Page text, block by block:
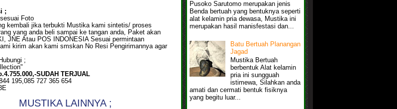
;
Foto
kembali jika terbukti Mustika kami sintetis/ proses
yang anda beli sampai ke tangan anda, Paket akan
JNE Atau POS INDONESIA Sesuai permintaan
kirim akan kami smskan No Resi Pengirimannya agar
;
SUDAH TERJUAL
195,085 727 365 654
MUSTIKA LAINNYA ;
Pusoko Sarutomo merupakan jenis
Benda bertuah yang bentuknya seperti
alat kelamin pria dewasa, Mustika ini
merupakan hasil manisfestasi dan...
Batu Bertuah Planangan
Jagad
Mustika Bertuah
berbentuk Alat kelamin
pria ini sungguah
istimewa, Silahkan anda
amati dan cermati bentuk fisiknya
yang begitu luar...